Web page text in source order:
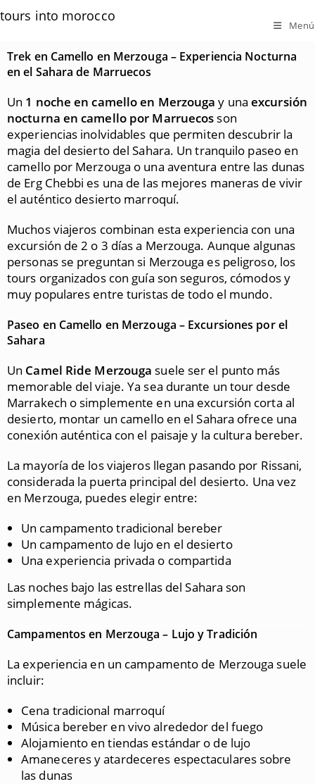
tours into morocco
Menú
Trek en Camello en Merzouga – Experiencia Nocturna
en el Sahara de Marruecos
Un 1 noche en camello en Merzouga y unaexcursión
nocturna en camello por Marruecos son
experiencias inolvidables que permiten descubrir la
magia del desierto del Sahara. Un tranquilo paseo en
camello por Merzouga o una aventura entre las dunas
de Erg Chebbi es una de las mejores maneras de vivir
el auténtico desierto marroquí.
Muchos viajeros combinan esta experiencia con una
excursión de 2 o 3 días a Merzouga. Aunque algunas
personas se preguntan si Merzouga es peligroso, los
tours organizados con guía son seguros, cómodos y
muy populares entre turistas de todo el mundo.
Paseo en Camello en Merzouga – Excursiones por el
Sahara
Un Camel Ride Merzouga suele ser el punto más
memorable del viaje. Ya sea durante un tour desde
Marrakech o simplemente en una excursión corta al
desierto, montar un camello en el Sahara ofrece una
conexión auténtica con el paisaje y la cultura bereber.
La mayoría de los viajeros llegan pasando por Rissani,
considerada la puerta principal del desierto. Una vez
en Merzouga, puedes elegir entre:
Un campamento tradicional bereber
Un campamento de lujo en el desierto
Una experiencia privada o compartida
Las noches bajo las estrellas del Sahara son
simplemente mágicas.
Campamentos en Merzouga – Lujo y Tradición
La experiencia en un campamento de Merzouga suele
incluir:
Cena tradicional marroquí
Música bereber en vivo alrededor del fuego
Alojamiento en tiendas estándar o de lujo
Amaneceres y atardeceres espectaculares sobre
las dunas